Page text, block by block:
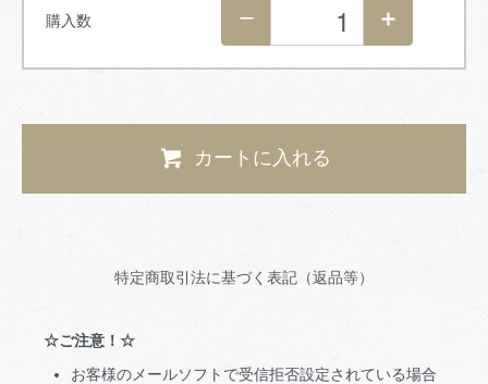
購入数
カートに入れる
特定商取引法に基づく表記（返品等）
☆ご注意！☆
お客様のメールソフトで受信拒否設定されている場合